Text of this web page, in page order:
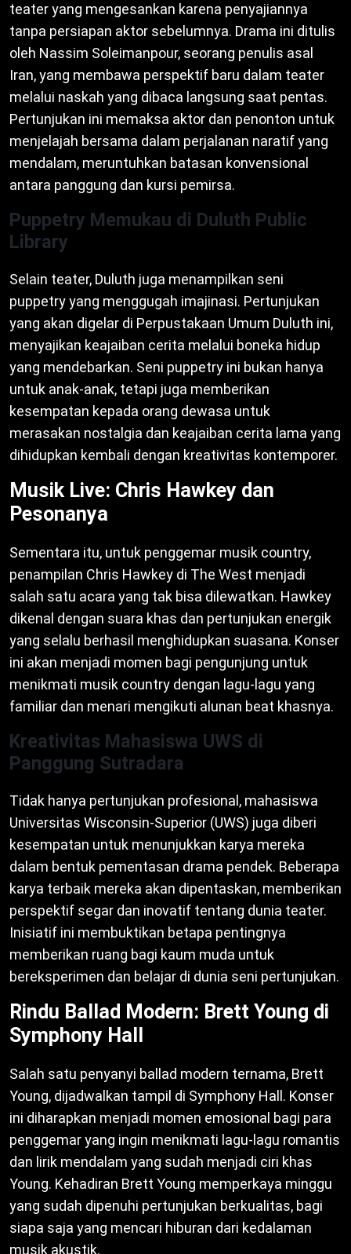
teater yang mengesankan karena penyajiannya
tanpa persiapan aktor sebelumnya. Drama ini ditulis
oleh Nassim Soleimanpour, seorang penulis asal
Iran, yang membawa perspektif baru dalam teater
melalui naskah yang dibaca langsung saat pentas.
Pertunjukan ini memaksa aktor dan penonton untuk
menjelajah bersama dalam perjalanan naratif yang
mendalam, meruntuhkan batasan konvensional
antara panggung dan kursi pemirsa.
Puppetry Memukau di Duluth Public
Library
Selain teater, Duluth juga menampilkan seni
puppetry yang menggugah imajinasi. Pertunjukan
yang akan digelar di Perpustakaan Umum Duluth ini,
menyajikan keajaiban cerita melalui boneka hidup
yang mendebarkan. Seni puppetry ini bukan hanya
untuk anak-anak, tetapi juga memberikan
kesempatan kepada orang dewasa untuk
merasakan nostalgia dan keajaiban cerita lama yang
dihidupkan kembali dengan kreativitas kontemporer.
Musik Live: Chris Hawkey dan
Pesonanya
Sementara itu, untuk penggemar musik country,
penampilan Chris Hawkey di The West menjadi
salah satu acara yang tak bisa dilewatkan. Hawkey
dikenal dengan suara khas dan pertunjukan energik
yang selalu berhasil menghidupkan suasana. Konser
ini akan menjadi momen bagi pengunjung untuk
menikmati musik country dengan lagu-lagu yang
familiar dan menari mengikuti alunan beat khasnya.
Kreativitas Mahasiswa UWS di
Panggung Sutradara
Tidak hanya pertunjukan profesional, mahasiswa
Universitas Wisconsin-Superior (UWS) juga diberi
kesempatan untuk menunjukkan karya mereka
dalam bentuk pementasan drama pendek. Beberapa
karya terbaik mereka akan dipentaskan, memberikan
perspektif segar dan inovatif tentang dunia teater.
Inisiatif ini membuktikan betapa pentingnya
memberikan ruang bagi kaum muda untuk
bereksperimen dan belajar di dunia seni pertunjukan.
Rindu Ballad Modern: Brett Young di
Symphony Hall
Salah satu penyanyi ballad modern ternama, Brett
Young, dijadwalkan tampil di Symphony Hall. Konser
ini diharapkan menjadi momen emosional bagi para
penggemar yang ingin menikmati lagu-lagu romantis
dan lirik mendalam yang sudah menjadi ciri khas
Young. Kehadiran Brett Young memperkaya minggu
yang sudah dipenuhi pertunjukan berkualitas, bagi
siapa saja yang mencari hiburan dari kedalaman
musik akustik.